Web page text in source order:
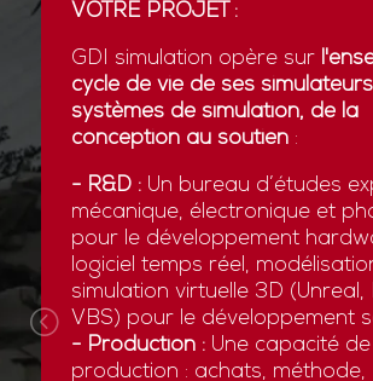
VOTRE PROJET :
GDI simulation opère sur
cycle de vie de ses
systèmes de simulation, de la
conception au soutien:
- R&D :Un bureau d’études
mécanique, électronique et
pour le développement
logiciel temps réel,
simulation virtuelle 3D (Unreal,
VBS) pour le développement
- Production :Une capacité de
production : achats, méthode,